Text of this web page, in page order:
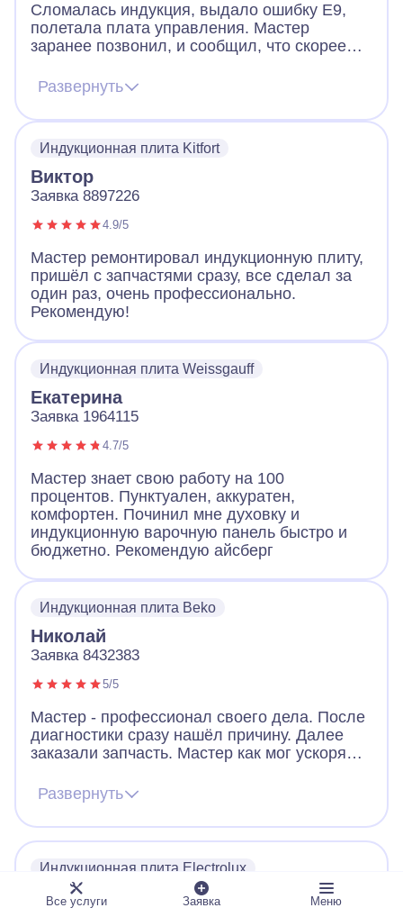
Сломалась индукция, выдало ошибку Е9,
полетала плата управления. Мастер
заранее позвонил, и сообщил, что скорее
починить и без замены. Цена на платы
начинается от 12к и выше. Мастер приехал,
все продиагностировал и смог починить без
Развернуть
Индукционная плита Kitfort
Виктор
Заявка 8897226
4.9/5
Мастер ремонтировал индукционную плиту,
пришёл с запчастями сразу, все сделал за
один раз, очень профессионально.
Рекомендую!
Индукционная плита Weissgauff
Екатерина
Заявка 1964115
4.7/5
Мастер знает свою работу на 100
процентов. Пунктуален, аккуратен,
комфортен. Починил мне духовку и
индукционную варочную панель быстро и
бюджетно. Рекомендую айсберг
Индукционная плита Beko
Николай
Заявка 8432383
5/5
Мастер - профессионал своего дела. После
диагностики сразу нашёл причину. Далее
заказали запчасть. Мастер как мог ускорял
запчасть, поставили, все работает. Видно,
что человек переживает за клиента. Ещё
дал ценные советы по использованию
посуды для плиты. Огромное спасибо!
Развернуть
Индукционная плита Electrolux
Дмитрий
Все услуги Заявка Меню